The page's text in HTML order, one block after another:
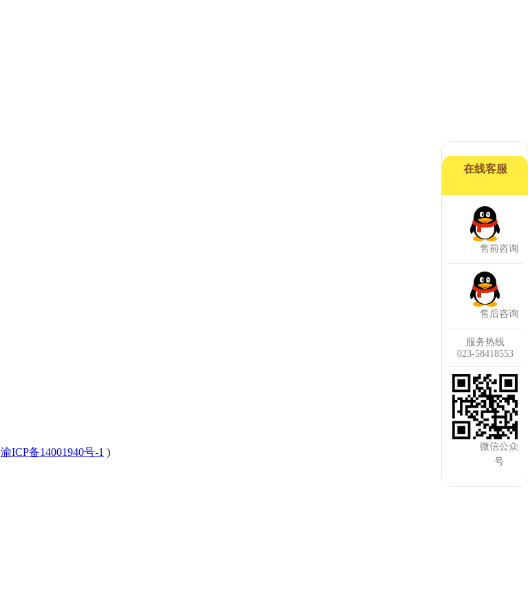
渝ICP备14001940号-1 )
在线客服
售前咨询
售后咨询
服务热线
023-58418553
微信公众
号